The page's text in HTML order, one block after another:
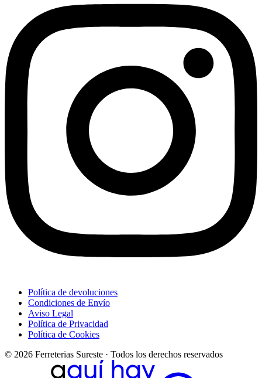
Política de devoluciones
Condiciones de Envío
Aviso Legal
Política de Privacidad
Política de Cookies
© 2026 Ferreterias Sureste · Todos los derechos reservados